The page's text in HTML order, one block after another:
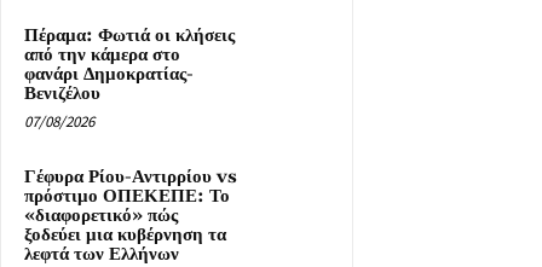
Πέραμα: Φωτιά οι κλήσεις
από την κάμερα στο
φανάρι Δημοκρατίας-
Βενιζέλου
07/08/2026
Γέφυρα Ρίου-Αντιρρίου vs
πρόστιμο ΟΠΕΚΕΠΕ: Το
«διαφορετικό» πώς
ξοδεύει μια κυβέρνηση τα
λεφτά των Ελλήνων